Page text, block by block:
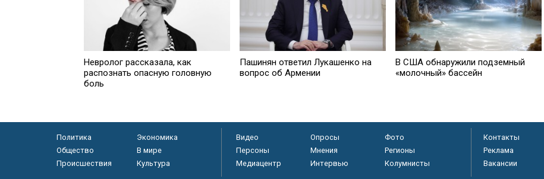
Невролог рассказала, как
распознать опасную головную
боль
Пашинян ответил Лукашенко на
вопрос об Армении
В США обнаружили подземный
«молочный» бассейн
Политика
Экономика
Общество
В мире
Происшествия
Культура
Видео Опросы
Фото
Персоны
Мнения
Регионы
Медиацентр
Интервью Колумнисты
Контакты
Реклама
Вакансии